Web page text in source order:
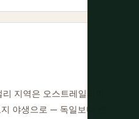
지역은 오스트레일리아
야생으로 — 독일보다 큰